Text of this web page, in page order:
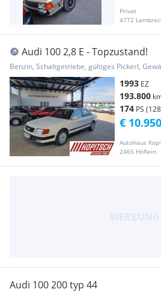
Privat
4772
Audi 100 2,8 E - Topzustand!
Benzin, Schaltgetriebe, gültiges Pickerl,
1993 EZ
193.800
174 PS
Autohaus
2465 Höflein
€ 10.950
Audi 100 200 typ 44